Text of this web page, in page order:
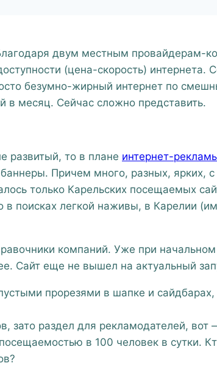
двум местным провайдерам-
(цена-скорость) интернета.
безумно-жирный интернет по
в месяц. Сейчас сложно представить.
развитый, то в плане интернет-
Причем много, разных, ярких,
только Карельских посещаемых
поисках легкой наживы, в Карелии
компаний. Уже при
Сайт еще не вышел на актуальный
прорезями в шапке и
зато раздел для рекламодателей, вот
в 100 человек в сутки.